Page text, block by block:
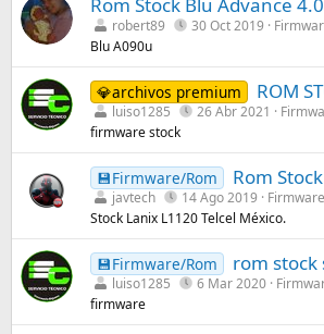
robert89 30 Oct 2019
Blu A090u
💎archivos premium ROM
luiso1285 26 Abr 2021
firmware stock
💾Firmware/Rom Rom
javtech 14 Ago 2019
Stock Lanix L1120 Telcel México.
💾Firmware/Rom rom stock
luiso1285 6 Mar 2020
firmware